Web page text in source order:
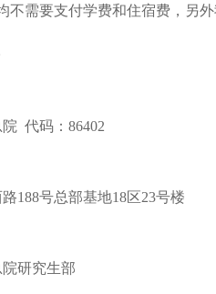
不需要支付学费和住宿费，另
代码： 86402
188号总部基地18区23号楼
研究生部